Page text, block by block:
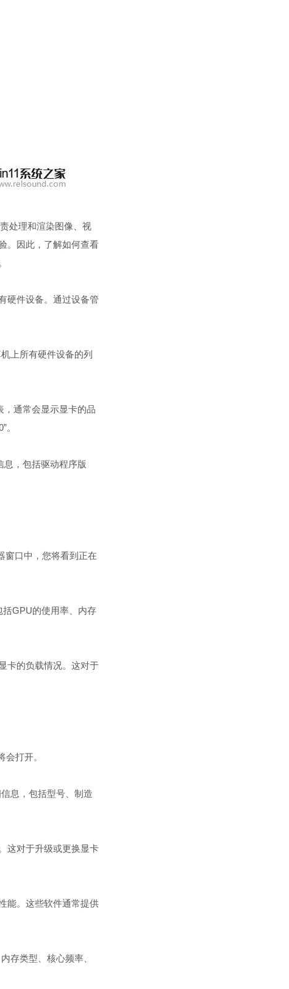
处理和渲染图像、视
。因此，了解如何查看
硬件设备。通过设备管
上所有硬件设备的列
，通常会显示显卡的品
。
息，包括驱动程序版
窗口中，您将看到正在
括GPU的使用率、内存
卡的负载情况。这对于
打开。
息，包括型号、制造
这对于升级或更换显卡
能。这些软件通常提供
存类型、核心频率、